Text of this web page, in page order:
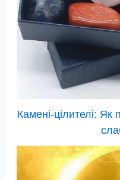
Камені-цілителі: Як